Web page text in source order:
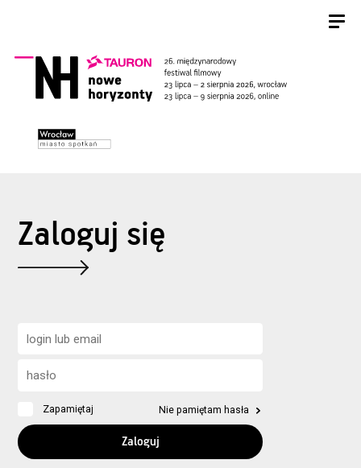
Zaloguj się
Zapamiętaj Nie pamiętam hasła